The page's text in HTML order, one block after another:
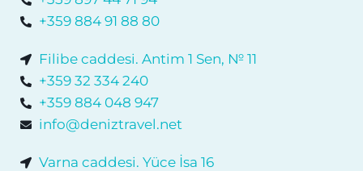
+359 884 91 88 80
Filibe caddesi. Antim 1 Sen, № 11
+359 32 334 240
+359 884 048 947
info@deniztravel.net
Varna caddesi. Yüce İsa 16